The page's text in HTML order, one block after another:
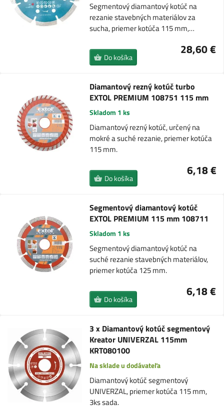
Segmentový diamantový kotúč na
rezanie stavebných materiálov za
sucha, priemer kotúča 115 mm,…
28,60 €
Do košíka
Diamantový rezný kotúč turbo
EXTOL PREMIUM 108751 115 mm
Skladom 1 ks
Diamantový rezný kotúč, určený na
mokré a suché rezanie, priemer kotúča
115 mm.
6,18 €
Do košíka
Segmentový diamantový kotúč
EXTOL PREMIUM 115 mm 108711
Skladom 1 ks
Segmentový diamantový kotúč na
suché rezanie stavebných materiálov,
priemer kotúča 125 mm.
6,18 €
Do košíka
3 x Diamantový kotúč segmentový
Kreator UNIVERZAL 115mm
KRT080100
Na sklade u dodávateľa
Diamantový kotúč segmentový
UNIVERZAL, priemer kotúča 115 mm,
3ks sada.